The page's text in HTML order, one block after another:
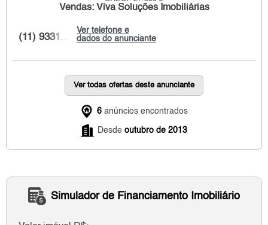
Vendas: Viva Soluções Imobiliárias
Ver telefone e
dados do anunciante
(11) 9331...
Ver todas ofertas deste anunciante
6 anúncios encontrados
Desde outubro de 2013
Simulador de Financiamento Imobiliário